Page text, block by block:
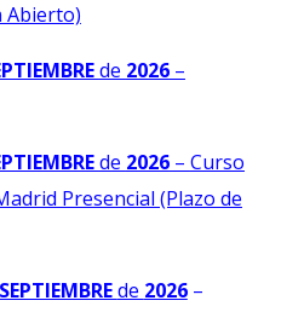
Abierto)
de 2026–
de 2026– Curso
Presencial (Plazo de
de 2026–